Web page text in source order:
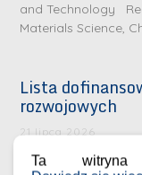
and Technology
Materials Science,
Lista
rozwojowych
21 lipca 2026
Przyznane
rozwojowych
S
r
e
Ta witryna